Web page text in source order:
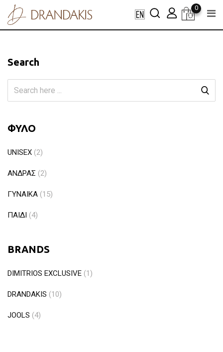
Skip
0
Search
ΦΥΛΟ
UNISEX (2)
ΑΝΔΡΑΣ (2)
ΓΥΝΑΙΚΑ (15)
ΠΑΙΔΙ (4)
BRANDS
DIMITRIOS EXCLUSIVE (1)
DRANDAKIS (10)
JOOLS (4)